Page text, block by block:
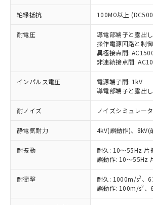
絶縁抵抗 100MΩ以上
耐電圧
導電部端子と露出
操作電源回路と制
異極接点間:
非連続接点間:
インパルス電圧
電源端子間: 1kV
導電部端子と露出
耐ノイズ ノイズシミュレー
静電気耐力 4kV(誤動作)、8kV(
耐振動
耐久: 10～55Hz 片
誤動作: 10～55Hz
耐衝撃 耐久: 1000m/s2 、
誤動作: 100m/s2 、
ご利用条件
以下の条件をお読みいただき、
ご利用ください。
本サービスは、当社制御機
商品の当社在庫状況および標
(税抜)を提供させていただ
本サービスの対象外となる
ことをご了承ください。
在庫状況および標準価格照
記載している更新日時点で
タに基づき作成されるもの
覧された時点での実際の在
準価格とは異なる場合があ
了承ください。
対応予定：EU RoHS指令（10物
有に対応した製品に切り替える
対応予定なし：EU RoHS指令（
非含有に非対応の商品で、対応
定はありません。
調査・確認中：EU RoHS指令（
非含有の対応状況を調査中または
非該当品：ライセンス料など無
害物質有無と関係のない商品です
仕入先様の事情により、非含有
いたものが、含有品と判明した場
ミウム(Cd) 100ppm以下、
六価クロム(Cr(Ⅵ)) 1000ppm以下、ポリ臭
※1 中国RoHS○×表
「○」：最大均質材料含有率が
基準値以下であることを示します
「×」：最大均質材料含有率が
基準値を超えていることを示しま
「－」：未確認です。当社販売
い合わせください。
*中国RoHS10物質の基準値 (GB/T26572)：
Pb(鉛) :1000ppm、 Hg(水銀) : 1000ppm、
Cr(Ⅵ)(六価クロム) : 1000ppm、 PBBs(ポ
当社は、これら貴社製品の
為替および外国貿易法に定
（以下｢規制貨物等」とい
または国外への提供する場
国政府の輸出許可(または
可)を取得するなどの必要
とります。